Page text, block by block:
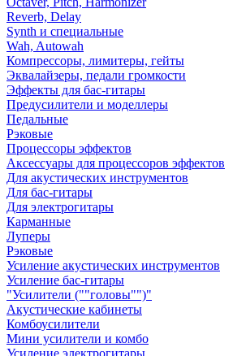
Reverb, Delay
Synth и специальные
Wah, Autowah
Компрессоры, лимитеры, гейты
Эквалайзеры, педали громкости
Эффекты для бас-гитары
Предусилители и моделлеры
Педальные
Рэковые
Процессоры эффектов
Аксессуары для процессоров эффектов
Для акустических инструментов
Для бас-гитары
Для электрогитары
Карманные
Луперы
Рэковые
Усиление акустических инструментов
Усиление бас-гитары
"Усилители (""головы"")"
Акустические кабинеты
Комбоусилители
Мини усилители и комбо
Усиление электрогитары